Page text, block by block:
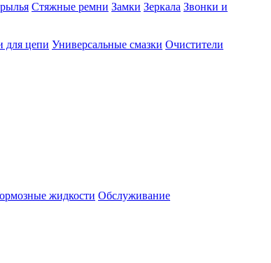
Стяжные ремни Замки Зеркала Звонки и
для цепи Универсальные смазки Очистители
жидкости Обслуживание